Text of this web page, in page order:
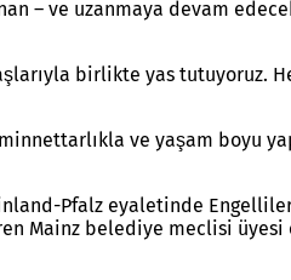
– ve uzanmaya devam
birlikte yas tutuyoruz.
ve yaşam boyu
Pfalz eyaletinde
Mainz belediye meclisi